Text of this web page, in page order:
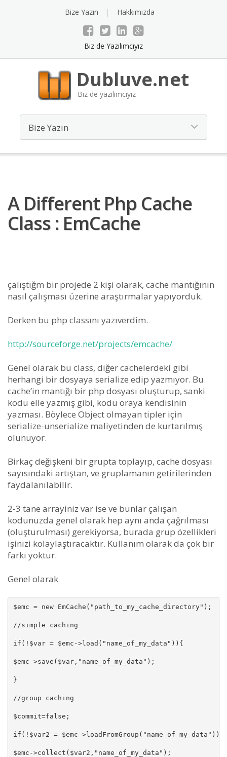
Bize Yazın Hakkımızda
Biz de Yazılımcıyız
Dubluve.net
Biz de yazılımcıyız
A Different Php Cache
Class : EmCache
çalıştığm bir projede 2 kişi olarak, cache mantığının
nasıl çalışması üzerine araştırmalar yapıyorduk.
Derken bu php classını yazıverdim.
http://sourceforge.net/projects/emcache/
Genel olarak bu class, diğer cachelerdeki gibi
herhangi bir dosyaya serialize edip yazmıyor. Bu
cache’in mantığı bir php dosyası oluşturup, sanki
kodu elle yazmış gibi, kodu oraya kendisinin
yazması. Böylece Object olmayan tipler için
serialize-unserialize maliyetinden de kurtarılmış
olunuyor.
Birkaç değişkeni bir grupta toplayıp, cache dosyası
sayısındaki artıştan, ve gruplamanın getirilerinden
faydalanılabilir.
2-3 tane arrayiniz var ise ve bunlar çalışan
kodunuzda genel olarak hep aynı anda çağrılması
(oluşturulması) gerekiyorsa, burada grup özellikleri
işinizi kolaylaştıracaktır. Kullanım olarak da çok bir
farkı yoktur.
Genel olarak
$emc = new EmCache("path_to_my_cache_directory");
//simple caching
if(!$var = $emc->load("name_of_my_data")){
$emc->save($var,"name_of_my_data");
}
//group caching
$commit=false;
if(!$var2 = $emc->loadFromGroup("name_of_my_data")){
$emc->collect($var2,"name_of_my_data");